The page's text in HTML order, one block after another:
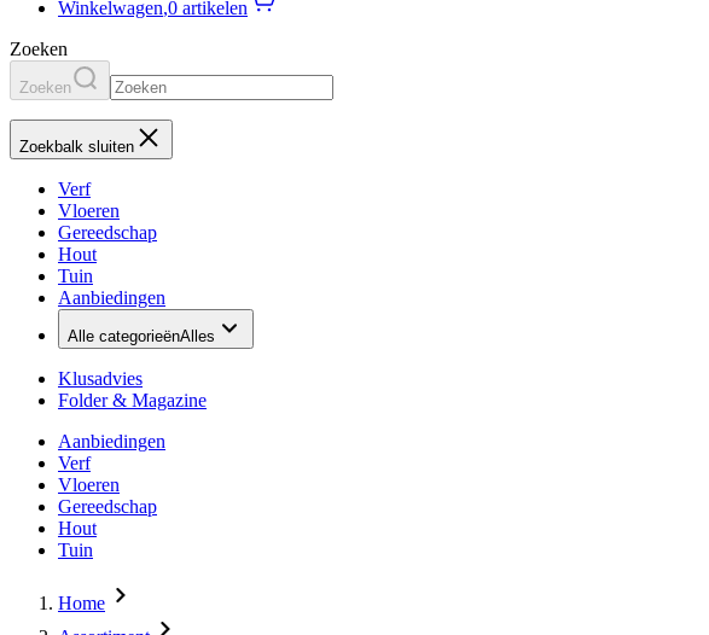
Winkelwagen,0 artikelen
Zoeken
Zoeken
Zoekbalk sluiten
Verf
Vloeren
Gereedschap
Hout
Tuin
Aanbiedingen
Alle categorieënAlles
Klusadvies
Folder & Magazine
Aanbiedingen
Verf
Vloeren
Gereedschap
Hout
Tuin
Home